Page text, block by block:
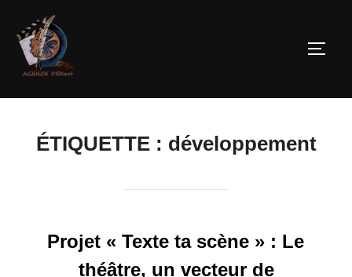
ÉTIQUETTE : développement
Projet « Texte ta scène » : Le
théâtre, un vecteur de